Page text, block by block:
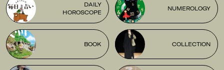
DAILY
HOROSCOPE
NUMEROLOGY
BOOK COLLECTION